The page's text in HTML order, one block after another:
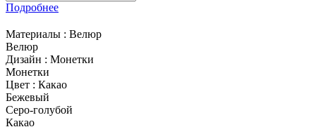
Подробнее
Материалы : Велюр
Велюр
Дизайн : Монетки
Монетки
Цвет : Какао
Бежевый
Серо-голубой
Какао